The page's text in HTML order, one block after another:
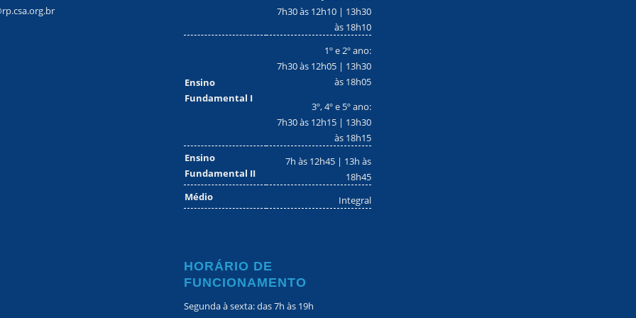
7h30 às 12h10 | 13h30
às 18h10
Ensino
Fundamental I
1º e 2º ano:
7h30 às 12h05 | 13h30
às 18h05
3º, 4º e 5º ano:
7h30 às 12h15 | 13h30
às 18h15
Ensino
Fundamental II
7h às 12h45 | 13h às
18h45
Médio
Integral
HORÁRIO DE
FUNCIONAMENTO
Segunda à sexta: das 7h às 19h